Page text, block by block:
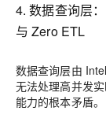
4. 数据查询层
与 Zero ETL
数据查询层由
无法处理高并发
能力的根本矛盾。